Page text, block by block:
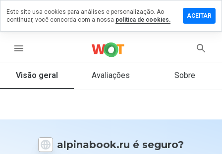
menu
Visão geral Avaliações Sobre
alpinabook.ru é seguro?
um
que
Este site usa cookies para análises e personalização. Ao
continuar, você concorda com a nossa política de cookies.
ACEITAR